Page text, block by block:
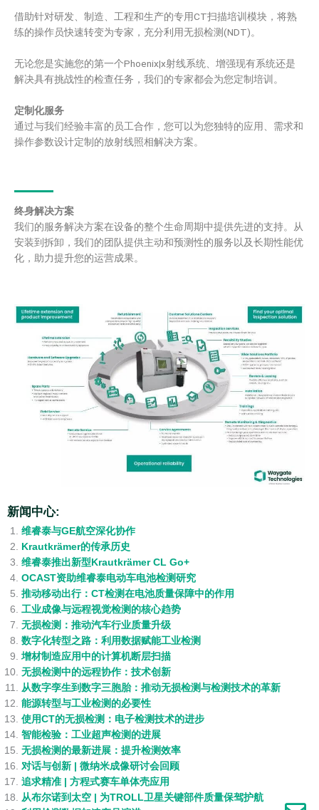
借助针对研发、制造、工程和生产的专用CT扫描培训模块，将熟
练的操作员快速转变为专家，充分利用无损检测(NDT)。
无论您是实施您的第一个Phoenix|x射线系统、增强现有系统还是
解决具有挑战性的检查任务，我们的专家都会为您定制培训。
定制化服务
通过与我们经验丰富的员工合作，您可以为您独特的应用、需求和
操作参数设计定制的放射线照相解决方案。
终身解决方案
我们的服务解决方案在设备的整个生命周期中提供先进的支持。从
安装到拆卸，我们的团队提供主动和预测性的服务以及长期性能优
化，助力提升您的运营成果。
新闻中心:
维睿泰与GE航空深化协作
Krautkrämer的传承历史
维睿泰推出新型Krautkrämer CL Go+
OCAST资助维睿泰电动车电池检测研究
推动移动出行：CT检测在电池质量保障中的作用
工业成像与远程视觉检测的核心趋势
无损检测：推动汽车行业质量升级
数字化转型之路：利用数据赋能工业检测
增材制造应用中的计算机断层扫描
无损检测中的远程协作：技术创新
从数字孪生到数字三胞胎：推动无损检测与检测技术的革新
能源转型与工业检测的必要性
使用CT的无损检测：电子检测技术的进步
智能检验：工业超声检测的进展
无损检测的最新进展：提升检测效率
对话与创新 | 微纳米成像研讨会回顾
追求精准 | 方程式赛车单体壳应用
从布尔诺到太空 | 为TROLL卫星关键部件质量保驾护航